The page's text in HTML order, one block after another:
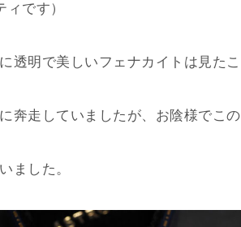
です）
透明で美しいフェナカイトは見た
奔走していましたが、お陰様でこ
ました。